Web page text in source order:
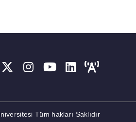
Tüm hakları Saklıdır